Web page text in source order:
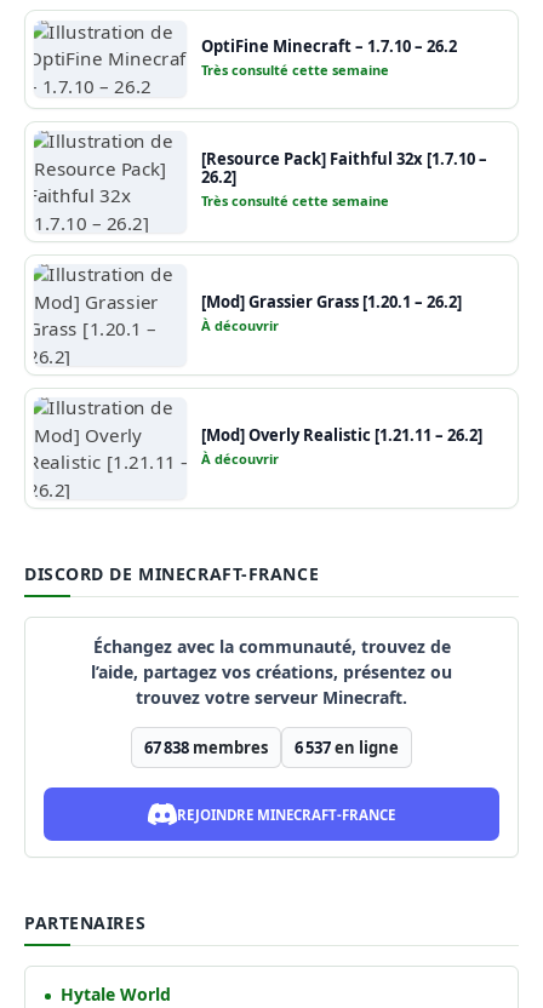
OptiFine Minecraft – 1.7.10 – 26.2
Très consulté cette semaine
[Resource Pack] Faithful 32x [1.7.10 –
26.2]
Très consulté cette semaine
[Mod] Grassier Grass [1.20.1 – 26.2]
À découvrir
[Mod] Overly Realistic [1.21.11 – 26.2]
À découvrir
DISCORD DE MINECRAFT-FRANCE
Échangez avec la communauté, trouvez de
l’aide, partagez vos créations, présentez ou
trouvez votre serveur Minecraft.
67 838 membres 6 537en ligne
REJOINDRE MINECRAFT-FRANCE
PARTENAIRES
Hytale World